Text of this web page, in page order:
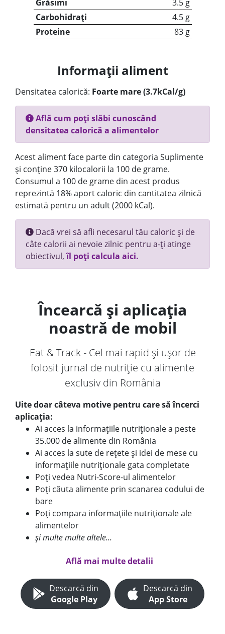
Grăsimi
3.5 g
Carbohidrați
4.5 g
Proteine
83 g
Informații aliment
Densitatea calorică: Foarte mare (3.7kCal/g)
Află cum poți slăbi cunoscând
densitatea calorică a alimentelor
Acest aliment face parte din categoria Suplimente
și conține 370 kilocalorii la 100 de grame.
Consumul a 100 de grame din acest produs
reprezintă 18% aport caloric din cantitatea zilnică
estimată pentru un adult (2000 kCal).
Dacă vrei să afli necesarul tău caloric și de
câte calorii ai nevoie zilnic pentru a-ți atinge
obiectivul,îl poți calcula aici.
Încearcă și aplicația
noastră de mobil
Eat & Track - Cel mai rapid și ușor de
folosit jurnal de nutriție cu alimente
exclusiv din România
Uite doar câteva motive pentru care să încerci
aplicația:
Ai acces la informațiile nutriționale a peste
35.000 de alimente din România
Ai acces la sute de rețete și idei de mese cu
informațiile nutriționale gata completate
Poți vedea Nutri-Score-ul alimentelor
Poți căuta alimente prin scanarea codului de
bare
Poți compara informațiile nutriționale ale
alimentelor
și multe multe altele...
Află mai multe detalii
Descarcă din
Google Play
Descarcă din
App Store